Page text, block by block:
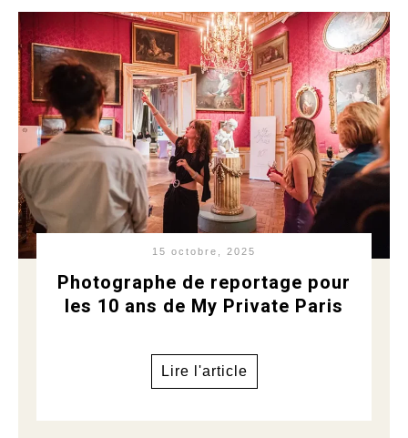
15 octobre, 2025
Photographe de reportage pour
les 10 ans de My Private Paris
Lire l'article